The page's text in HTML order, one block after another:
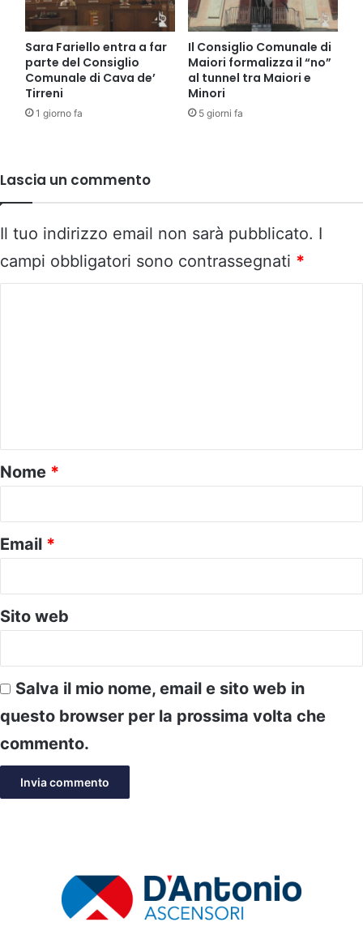
Sara Fariello entra a far
parte del Consiglio
Comunale di Cava de’
Tirreni
1 giorno fa
Il Consiglio Comunale di
Maiori formalizza il “no”
al tunnel tra Maiori e
Minori
5 giorni fa
Lascia un commento
Il tuo indirizzo email non sarà pubblicato. I
campi obbligatori sono contrassegnati *
o
*
Nome *
Email *
Sito web
Salva il mio nome, email e sito web in
questo browser per la prossima volta che
commento.